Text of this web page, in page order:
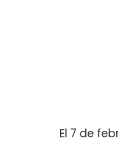
El 7 de